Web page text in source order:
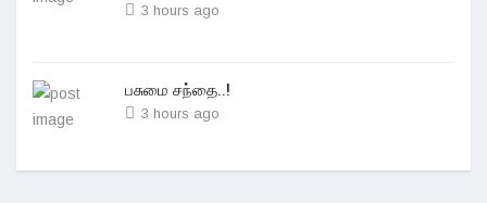
3 hours ago
பசுமை சந்தை..!
3 hours ago